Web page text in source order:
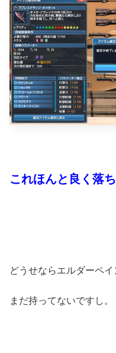
これほんと良く落
どうせならエルダーペ
まだ持ってないですし。